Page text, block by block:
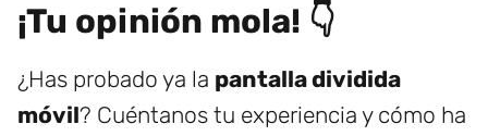
¡Tu opinión mola! 👇
¿Has probado ya la pantalla dividida
móvil? Cuéntanos tu experiencia y cómo ha